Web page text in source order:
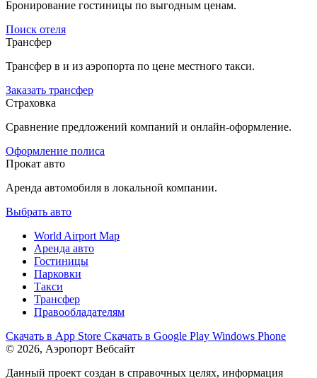
Бронирование гостиницы по выгодным ценам.
Поиск отеля
Трансфер
Трансфер в и из аэропорта по цене местного такси.
Заказать трансфер
Страховка
Сравнение предложений компаний и онлайн-оформление.
Оформление полиса
Прокат авто
Аренда автомобиля в локальной компании.
Выбрать авто
World Airport Map
Аренда авто
Гостиницы
Парковки
Такси
Трансфер
Правообладателям
Скачать в App Store Скачать в Google Play Windows Phone
© 2026, Аэропорт Вебсайт
Данный проект создан в справочных целях, информация